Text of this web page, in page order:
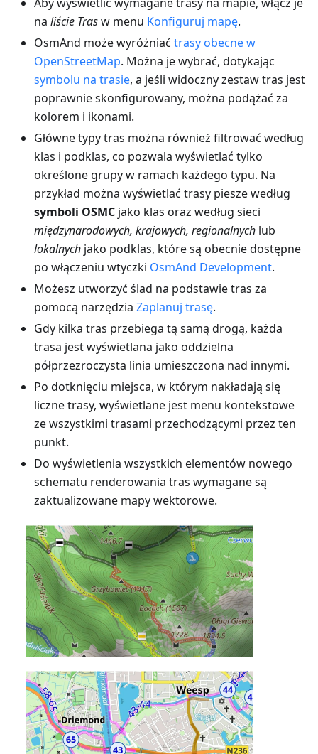
na liście Trasw menu Konfiguruj mapę.
OsmAnd może wyróżniać trasy obecne w
OpenStreetMap. Można je wybrać, dotykając
symbolu na trasie, a jeśli widoczny zestaw tras jest
poprawnie skonfigurowany, można podążać za
kolorem i ikonami.
Główne typy tras można również filtrować według
klas i podklas, co pozwala wyświetlać tylko
określone grupy w ramach każdego typu. Na
przykład można wyświetlać trasy piesze według
symboli OSMC jako klas oraz według sieci
międzynarodowych, krajowych, regionalnych lub
lokalnych jako podklas, które są obecnie dostępne
po włączeniu wtyczki OsmAnd Development.
Możesz utworzyć ślad na podstawie tras za
pomocą narzędzia Zaplanuj trasę.
Gdy kilka tras przebiega tą samą drogą, każda
trasa jest wyświetlana jako oddzielna
półprzezroczysta linia umieszczona nad innymi.
Po dotknięciu miejsca, w którym nakładają się
liczne trasy, wyświetlane jest menu kontekstowe
ze wszystkimi trasami przechodzącymi przez ten
punkt.
Do wyświetlenia wszystkich elementów nowego
schematu renderowania tras wymagane są
zaktualizowane mapy wektorowe.